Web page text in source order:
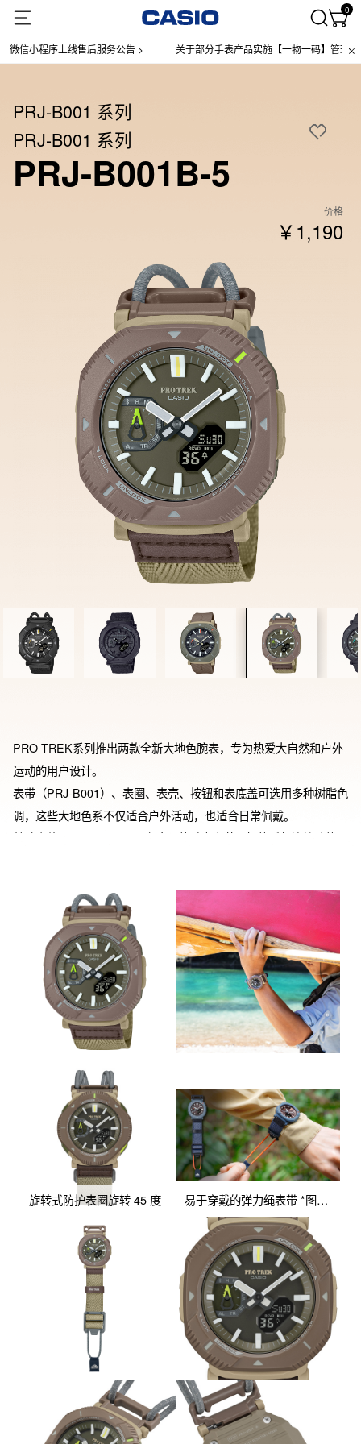
0
信小程序上线售后服务公告 > 关于部分手表产品实施【一物一码】管理的公
PRJ-B001 系列
PRJ-B001 系列
PRJ-B001B-5
价格
￥1,190
PRO TREK系列推出两款全新大地色腕表，专为热爱大自然和户外
运动的用户设计。
表带（PRJ-B001）、表圈、表壳、按钮和表底盖可选用多种树脂色
调，这些大地色系不仅适合户外活动，也适合日常佩戴。
基础表款是PRJ-B001，具备太阳能动力和蓝牙智能手机连接功能。
表壳和表带的主要树脂部分（PRJ-B001）采用生物基树脂制造。
旋转式防护表圈旋转 45 度 易于穿戴的弹力绳表带 *图中所示为 PRJ-B001B-2 型号。